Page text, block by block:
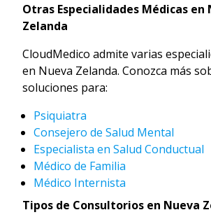
Otras Especialidades Médicas en
Zelanda
CloudMedico admite varias
en Nueva Zelanda. Conozca más
soluciones para:
Psiquiatra
Consejero de Salud Mental
Especialista en Salud Conductual
Médico de Familia
Médico Internista
Tipos de Consultorios en Nueva